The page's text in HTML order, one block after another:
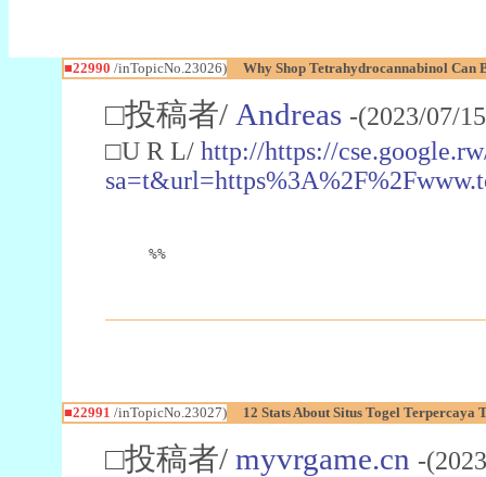
■22990 /inTopicNo.23026) Why Shop Tetrahydrocannabinol Can
□投稿者/ Andreas -(2023/07/
□U R L/ http://https://
%%
■22991 /inTopicNo.23027) 12 Stats About Situs Togel Terpercaya
□投稿者/ myvrgame.cn -